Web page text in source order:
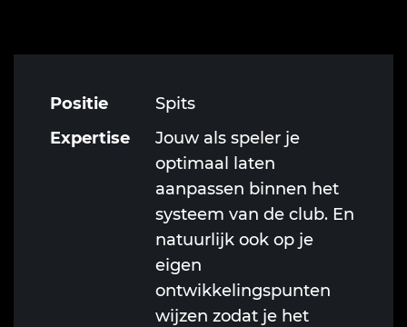
Positie
Spits
Expertise
Jouw als speler je
optimaal laten
aanpassen binnen het
systeem van de club. En
natuurlijk ook op je
eigen
ontwikkelingspunten
wijzen zodat je het